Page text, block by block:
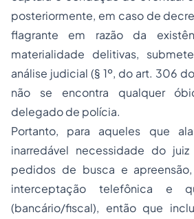
posteriormente, em caso de
flagrante em razão da
materialidade delitivas,
análise judicial (§ 1º, do art. 306
não se encontra qualquer
delegado de polícia.
Portanto, para aqueles que
inarredável necessidade do
pedidos de busca e
interceptação telefônica e
(bancário/fiscal), então que